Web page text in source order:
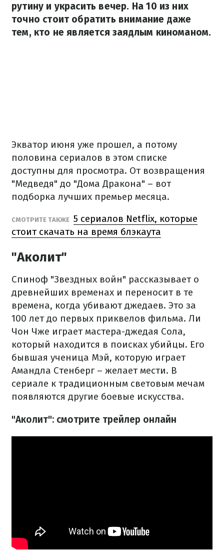
рутину и украсить вечер. На 10 из них
точно стоит обратить внимание даже
тем, кто не является заядлым киноманом.
Экватор июня уже прошел, а потому
половина сериалов в этом списке
доступны для просмотра. От возвращения
"Медведя" до "Дома Дракона" – вот
подборка лучших премьер месяца.
СМОТРИТЕ ТАКЖЕ 5 сериалов Netflix, которые
стоит скачать на время блэкаута
"Аколит"
Спиноф "Звездных войн" рассказывает о
древнейших временах и переносит в те
времена, когда убивают джедаев. Это за
100 лет до первых приквелов фильма. Ли
Чон Чже играет мастера-джедая Сола,
который находится в поисках убийцы. Его
бывшая ученица Мэй, которую играет
Амандла Стенберг – желает мести. В
сериале к традиционным световым мечам
появляются другие боевые искусства.
"Аколит": смотрите трейлер онлайн